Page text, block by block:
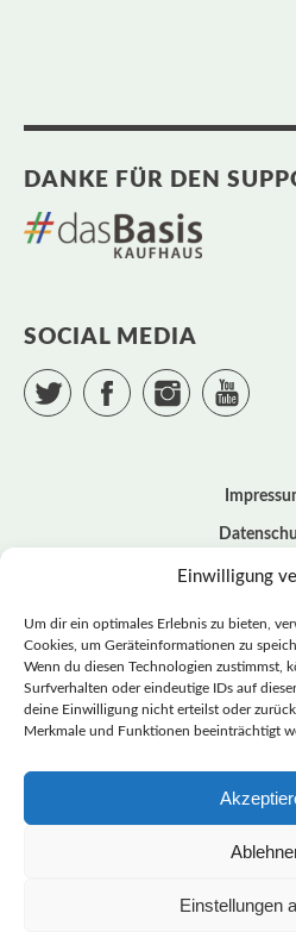
Einwilligung
Um dir ein optimales Erlebnis zu bieten,
Cookies, um Geräteinformationen zu
Wenn du diesen Technologien zustimmst,
Surfverhalten oder eindeutige IDs auf
deine Einwilligung nicht erteilst oder
Merkmale und Funktionen beeinträchtigt
Einstellungen
DANKE FÜR DEN
SOCIAL MEDIA
Twitter Facebook Instagram
Cookie –
© BASISDEMOKRATISCHE
SACHSEN |
BASISDEMOKRATISCHE